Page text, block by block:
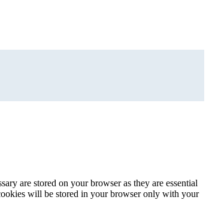
are stored on your browser as they are essential
will be stored in your browser only with your